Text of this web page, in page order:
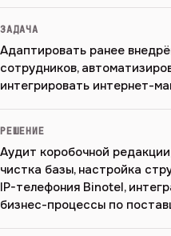
ЗАДАЧА
Адаптировать ранее
сотрудников,
интегрировать интернет-
РЕШЕНИЕ
Аудит коробочной
чистка базы, настройка
IP-телефония Binotel,
бизнес-процессы по